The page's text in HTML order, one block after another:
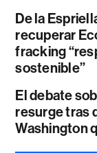
De la
recuperar
fracking
sostenible”
El debate
resurge tras
Washington